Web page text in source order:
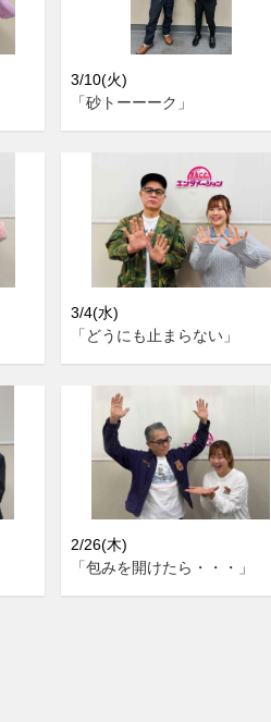
3/10(火)
「砂トーーーク」
3/4(水)
「どうにも止まらない」
2/26(木)
「包みを開けたら・・・」